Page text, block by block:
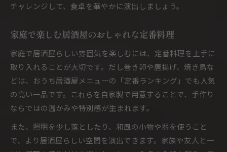
チャレンジして、食卓を華やかに演出しましょう。
家庭で楽しむ居酒屋のおしゃれな定番料理
家庭で居酒屋らしい雰囲気を楽しむには、定番料理を上手に
取り入れることが大切です。だし巻き卵や唐揚げ、焼き鳥な
どは、おうち居酒屋メニューの「定番ランキング」でも人気
の高い一品です。これらを自家製で用意することで、手作り
ならではの温かみや特別感が生まれます。
また、照明を少し落としたり、和風の小物や器を使うこと
で、より居酒屋らしい空間を演出できます。家族や友人と一